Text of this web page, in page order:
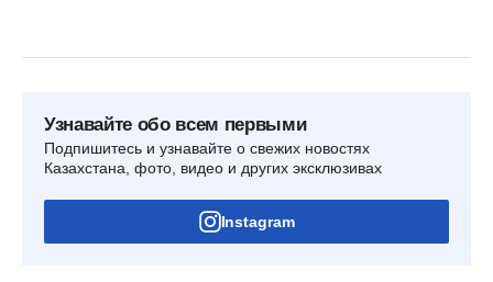
Узнавайте обо всем первыми
Подпишитесь и узнавайте о свежих новостях
Казахстана, фото, видео и других эксклюзивах
Instagram